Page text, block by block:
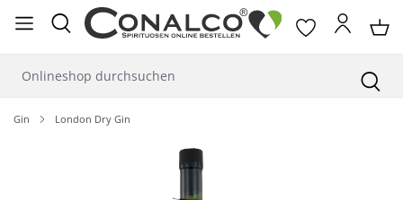
springen
Gin London Dry Gin
Bildergalerie überspringen